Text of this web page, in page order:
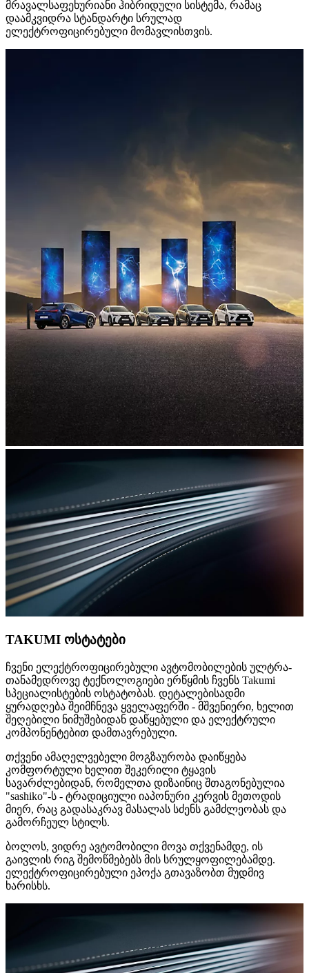
მრავალსაფეხურიანი ჰიბრიდული სისტემა, რამაც
დაამკვიდრა სტანდარტი სრულად
ელექტროფიცირებული მომავლისთვის.
TAKUMI ოსტატები
ჩვენი ელექტროფიცირებული ავტომობილების ულტრა-
თანამედროვე ტექნოლოგიები ერწყმის ჩვენს Takumi
სპეციალისტების ოსტატობას. დეტალებისადმი
ყურადღება შეიმჩნევა ყველაფერში - მშვენიერი, ხელით
შეღებილი ნიმუშებიდან დაწყებული და ელექტრული
კომპონენტებით დამთავრებული.
თქვენი ამაღელვებელი მოგზაურობა დაიწყება
კომფორტული ხელით შეკერილი ტყავის
სავარძლებიდან, რომელთა დიზაინიც შთაგონებულია
"sashiko"-ს - ტრადიციული იაპონური კერვის მეთოდის
მიერ, რაც გადასაკრავ მასალას სძენს გამძლეობას და
გამორჩეულ სტილს.
ბოლოს, ვიდრე ავტომობილი მოვა თქვენამდე, ის
გაივლის რიგ შემოწმებებს მის სრულყოფილებამდე.
ელექტროფიცირებული ეპოქა გთავაზობთ მუდმივ
ხარისხს.